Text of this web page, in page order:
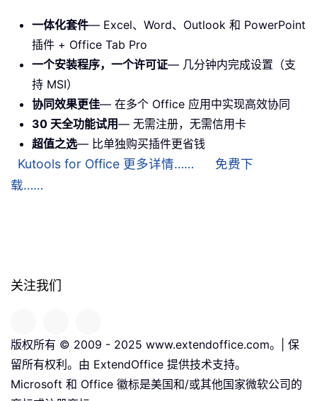
一体化套件— Excel、Word、Outlook 和 PowerPoint
插件 + Office Tab Pro
一个安装程序，一个许可证— 几分钟内完成设置（支
持 MSI）
协同效果更佳— 在多个 Office 应用中实现高效协同
30 天全功能试用— 无需注册，无需信用卡
超值之选— 比单独购买插件更省钱
Kutools for Office 更多详情……
免费下
载……
关注我们
版权所有 © 2009 - 2025 www.extendoffice.com。| 保
留所有权利。由 ExtendOffice 提供技术支持。
Microsoft 和 Office 徽标是美国和/或其他国家微软公司的